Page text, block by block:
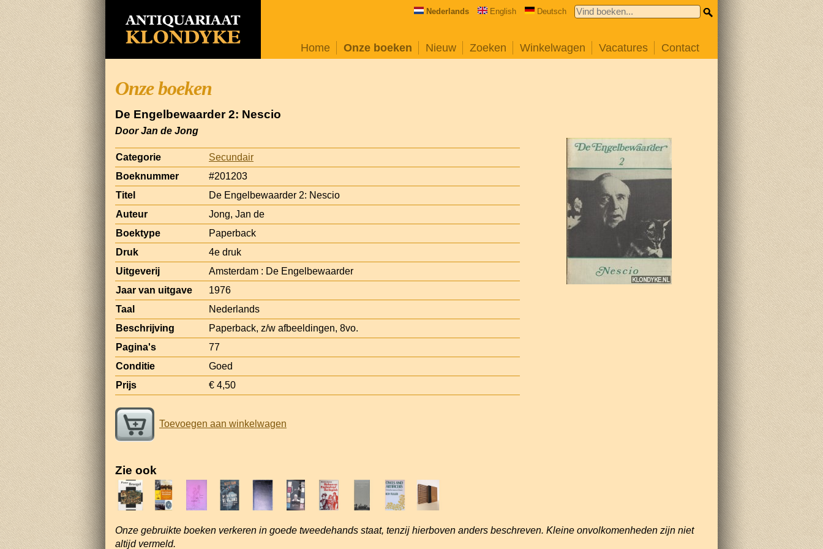
Nederlands English Deutsch
Home Onze boeken Nieuw Zoeken Winkelwagen Vacatures Contact
Onze boeken
De Engelbewaarder 2: Nescio
Door Jan de Jong
Categorie
Secundair
Boeknummer
#201203
Titel
De Engelbewaarder 2: Nescio
Auteur
Jong, Jan de
Boektype
Paperback
Druk
4e druk
Uitgeverij
Amsterdam : De Engelbewaarder
Jaar van uitgave
1976
Taal
Nederlands
Beschrijving
Paperback, z/w afbeeldingen, 8vo.
Pagina's
77
Conditie
Goed
Prijs
€ 4,50
Toevoegen aan winkelwagen
Zie ook
Onze gebruikte boeken verkeren in goede tweedehands staat, tenzij hierboven anders beschreven. Kleine onvolkomenheden zijn niet
altijd vermeld.